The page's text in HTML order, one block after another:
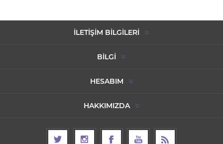
İLETIŞIM BILGILERI
BILGI
HESABIM
HAKKIMIZDA